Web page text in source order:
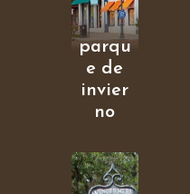
parqu
e de
invier
no